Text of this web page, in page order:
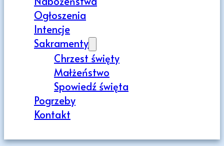
Ogłoszenia
Intencje
Sakramenty
Chrzest święty
Małżeństwo
Spowiedź święta
Pogrzeby
Kontakt